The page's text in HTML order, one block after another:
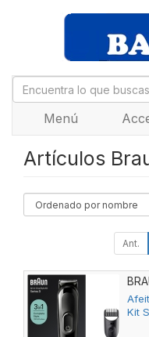
Menú
Artículos
Ant.
Kit